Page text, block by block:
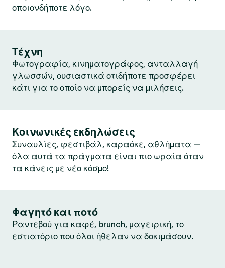
οποιονδήποτε λόγο.
Τέχνη
Φωτογραφία, κινηματογράφος, ανταλλαγή
γλωσσών, ουσιαστικά οτιδήποτε προσφέρει
κάτι για το οποίο να μπορείς να μιλήσεις.
Κοινωνικές εκδηλώσεις
Συναυλίες, φεστιβάλ, καραόκε, αθλήματα —
όλα αυτά τα πράγματα είναι πιο ωραία όταν
τα κάνεις με νέο κόσμο!
Φαγητό και ποτό
Ραντεβού για καφέ, brunch, μαγειρική, το
εστιατόριο που όλοι ήθελαν να δοκιμάσουν.